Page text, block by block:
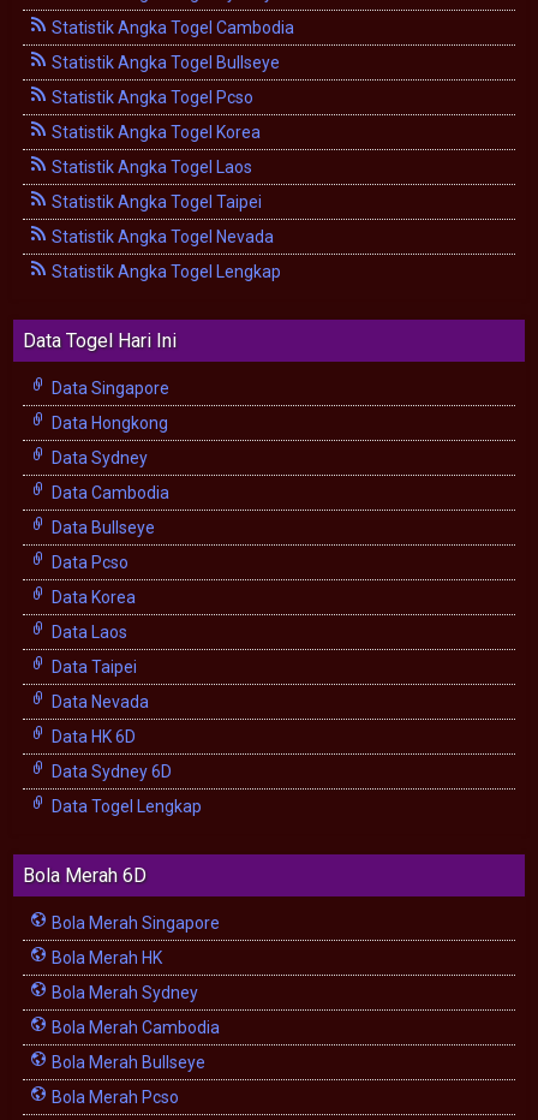
Statistik Angka Togel Cambodia
Statistik Angka Togel Bullseye
Statistik Angka Togel Pcso
Statistik Angka Togel Korea
Statistik Angka Togel Laos
Statistik Angka Togel Taipei
Statistik Angka Togel Nevada
Statistik Angka Togel Lengkap
Data Togel Hari Ini
Data Singapore
Data Hongkong
Data Sydney
Data Cambodia
Data Bullseye
Data Pcso
Data Korea
Data Laos
Data Taipei
Data Nevada
Data HK 6D
Data Sydney 6D
Data Togel Lengkap
Bola Merah 6D
Bola Merah Singapore
Bola Merah HK
Bola Merah Sydney
Bola Merah Cambodia
Bola Merah Bullseye
Bola Merah Pcso